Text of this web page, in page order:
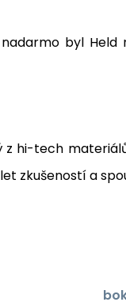
byl Held
z hi-tech
zkušeností a